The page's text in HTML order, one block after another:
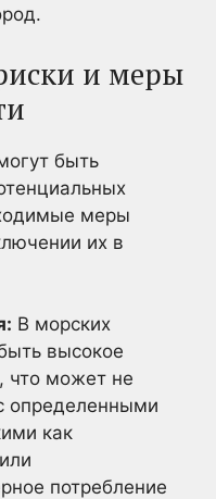
и меры
быть
меры
их в
В морских
высокое
что может не
определенными
как
потребление